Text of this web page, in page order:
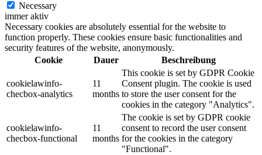
Necessary
immer aktiv
Necessary cookies are absolutely essential for the website to
function properly. These cookies ensure basic functionalities and
security features of the website, anonymously.
Cookie
Dauer Beschreibung
cookielawinfo-
checbox-analytics
11
months
This cookie is set by GDPR Cookie
Consent plugin. The cookie is used
to store the user consent for the
cookies in the category "Analytics".
cookielawinfo-
checbox-functional
11
months
The cookie is set by GDPR cookie
consent to record the user consent
for the cookies in the category
"Functional".